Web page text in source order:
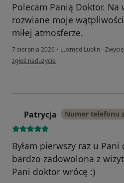
Polecam Panią Doktor. Na
rozwiane moje
miłej atmosferze.
7 sierpnia 2026 • Luxmed Lublin -
w opinii użytkownika Magda D.
zgłoś nadużycie
Patrycja Numer telefonu
Byłam pierwszy raz u Pani
bardzo zadowolona z
Pani doktor wrócę :)